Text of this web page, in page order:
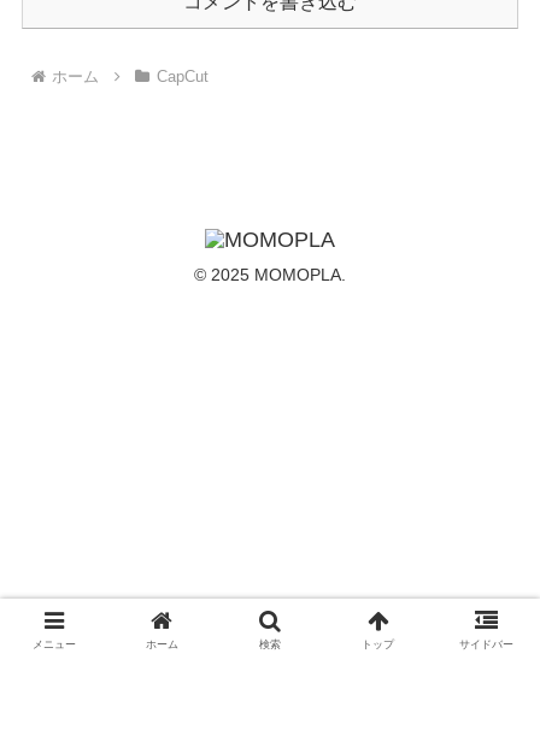
ホーム CapCut
© 2025 MOMOPLA.
メニュー ホーム 検索 トップ サイドバー